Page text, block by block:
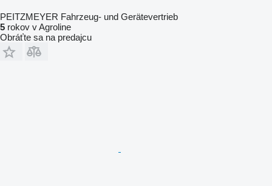
PEITZMEYER Fahrzeug- und Gerätevertrieb
5 rokov v Agroline
Obráťte sa na predajcu